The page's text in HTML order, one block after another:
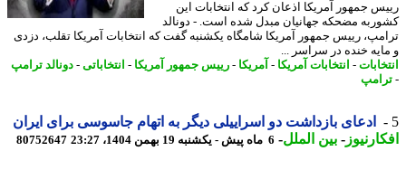
جمهور آمریکا اذعان کرد که انتخابات این
مضحکه جهانیان مبدل شده است. - دونالد
رییس جمهور آمریکا شامگاه یکشنبه گفت که انتخابات آمریکا تقلب، دزدی
خنده در سراسر ...
-انتخابات آمریکا- آمریکا- رییس جمهور آمریکا- انتخاباتی-دونالد ترامپ
ادعای بازداشت دو اسراییلی دیگر به اتهام جاسوسی برای ایران
-بین الملل-6 ماه پیش - یکشنبه 19 بهمن 1404، 23:27 80752647